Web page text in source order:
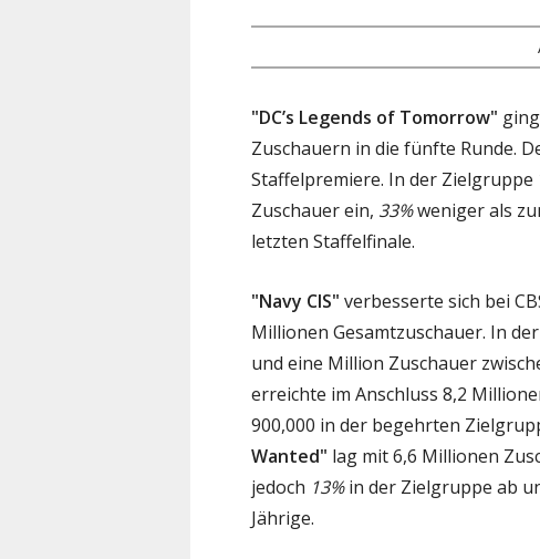
"DC’s Legends of Tomorrow"
Zuschauern in die fünfte Runde.
Staffelpremiere. In der Zielgruppe
Zuschauer ein, 33%weniger als
letzten Staffelfinale.
"Navy CIS" verbesserte sich bei
Millionen Gesamtzuschauer. In
und eine Million Zuschauer
erreichte im Anschluss 8,2
900,000 in der begehrten
Wanted" lag mit 6,6 Millionen
jedoch 13%in der Zielgruppe ab
Jährige.